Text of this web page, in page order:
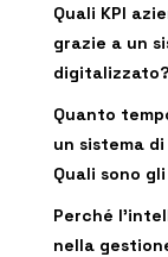
Quali KPI
grazie a un
digitalizzato?
Quanto
un sistema
Quali sono
Perché
nella